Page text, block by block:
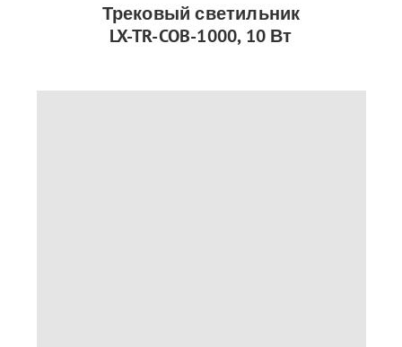
Трековый светильник
LX-TR-COB-1000, 10 Вт